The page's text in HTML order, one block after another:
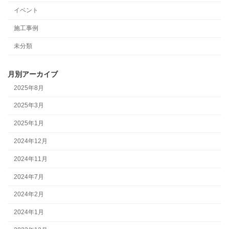
イベント
施工事例
未分類
月別アーカイブ
2025年8月
2025年3月
2025年1月
2024年12月
2024年11月
2024年7月
2024年2月
2024年1月